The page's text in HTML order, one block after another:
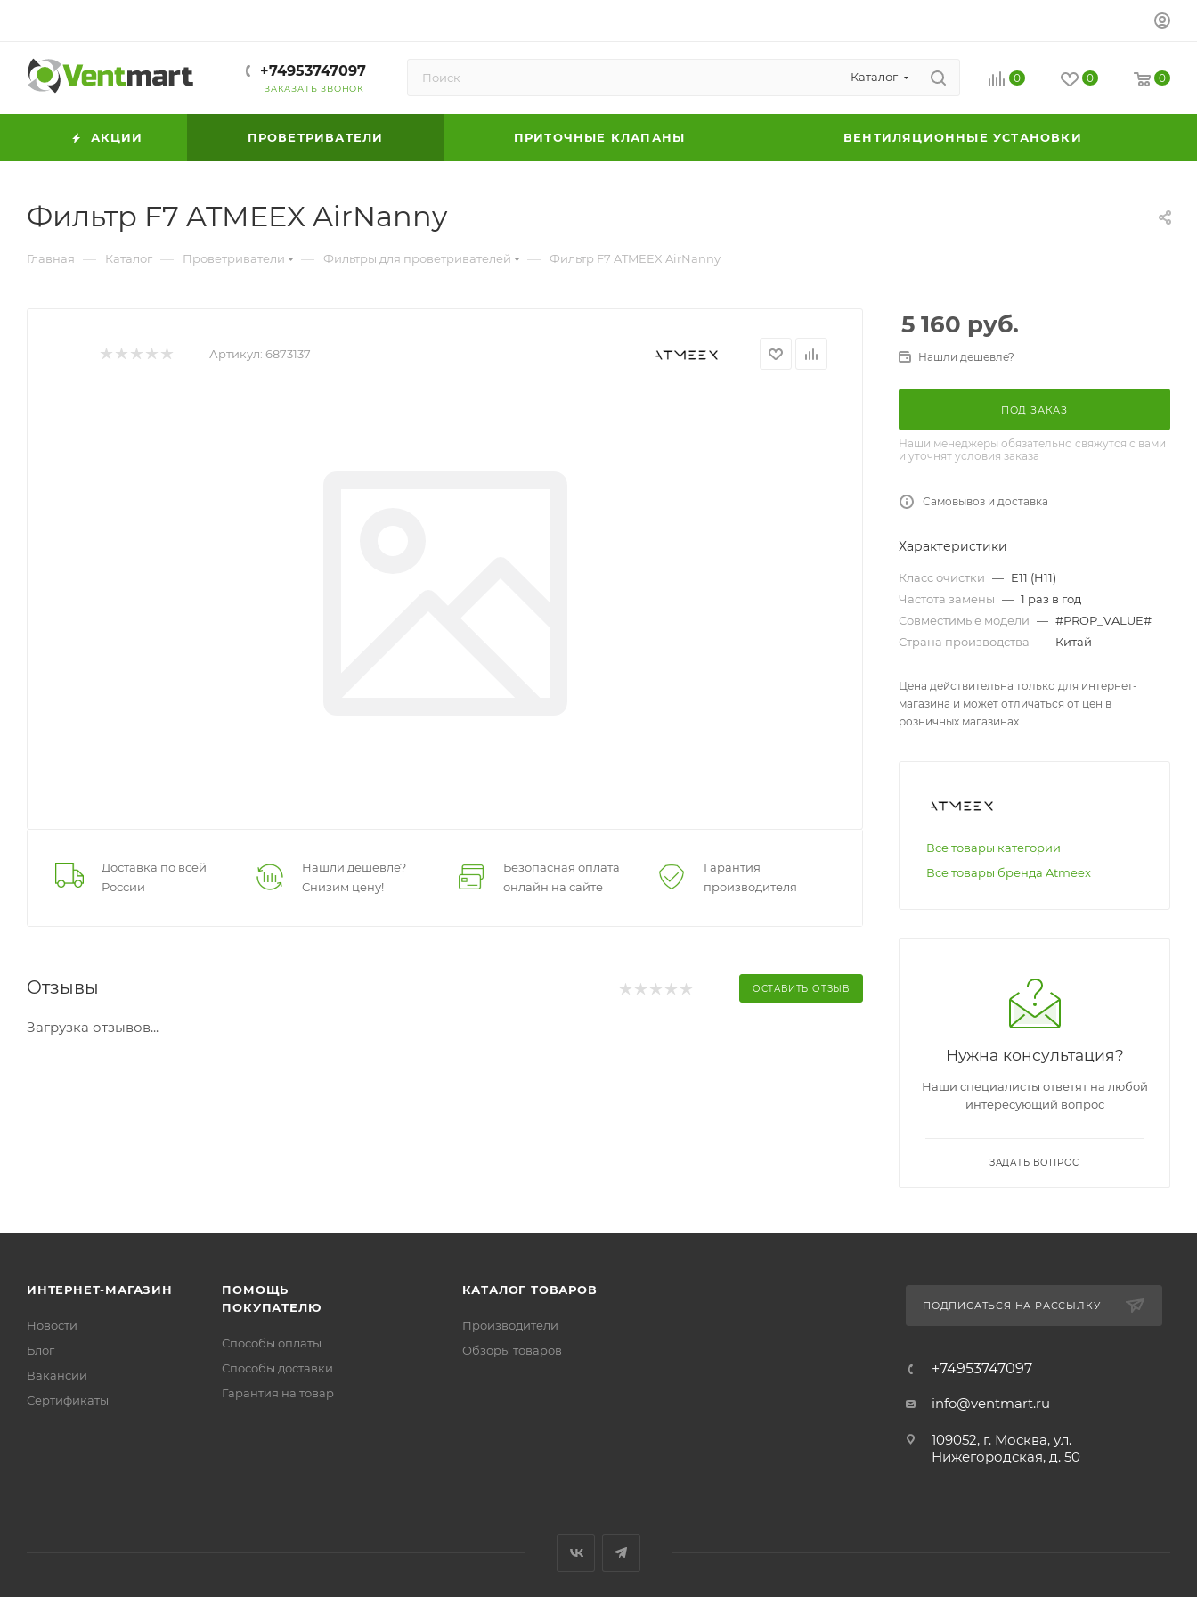
+74953747097
ЗАКАЗАТЬ ЗВОНОК
Каталог 0 0 0
АКЦИИ ПРОВЕТРИВАТЕЛИ ПРИТОЧНЫЕ КЛАПАНЫ ВЕНТИЛЯЦИОННЫЕ УСТАНОВКИ
Фильтр F7 ATMEEX AirNanny
Главная — Каталог — Проветриватели — Фильтры для проветривателей — Фильтр F7 ATMEEX AirNanny
Артикул: 6873137
Доставка по всей
России
Нашли дешевле?
Снизим цену!
Безопасная оплата
онлайн на сайте
Гарантия
производителя
Отзывы ОСТАВИТЬ ОТЗЫВ
Загрузка отзывов...
5 160 руб.
Нашли дешевле?
ПОД ЗАКАЗ
Наши менеджеры обязательно свяжутся с вами
и уточнят условия заказа
Самовывоз и доставка
Характеристики
Класс очистки — E11 (H11)
Частота замены — 1 раз в год
Совместимые модели — #PROP_VALUE#
Страна производства — Китай
Цена действительна только для интернет-
магазина и может отличаться от цен в
розничных магазинах
Все товары категории
Все товары бренда Atmeex
Нужна консультация?
Наши специалисты ответят на любой
интересующий вопрос
ЗАДАТЬ ВОПРОС
ИНТЕРНЕТ-МАГАЗИН
Новости
Блог
Вакансии
Сертификаты
ПОМОЩЬ
ПОКУПАТЕЛЮ
Способы оплаты
Способы доставки
Гарантия на товар
КАТАЛОГ ТОВАРОВ
Производители
Обзоры товаров
ПОДПИСАТЬСЯ НА РАССЫЛКУ
+74953747097
info@ventmart.ru
109052, г. Москва, ул.
Нижегородская, д. 50